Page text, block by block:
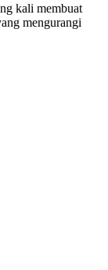
kali membuat
mengurangi